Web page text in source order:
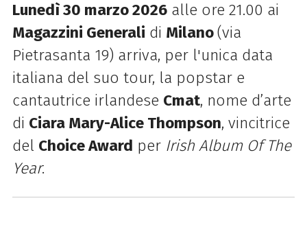
Lunedì 30 marzo 2026alle ore 21.00 ai
Magazzini Generali di Milano(via
Pietrasanta 19) arriva, per l'unica data
italiana del suo tour, la popstar e
cantautrice irlandese Cmat, nome d’arte
di Ciara Mary-Alice Thompson, vincitrice
del Choice Award per Irish Album Of The
Year.